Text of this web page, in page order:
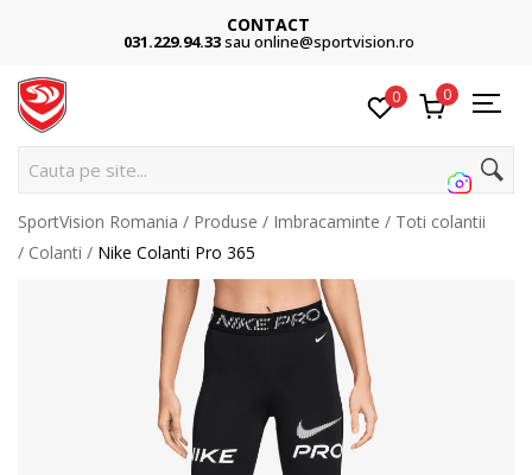
CONTACT
031.229.94.33sau online@sportvision.ro
0 0
Cauta pe site...
SportVision Romania Produse Imbracaminte
Toti colantii
Colanti
Nike Colanti Pro 365